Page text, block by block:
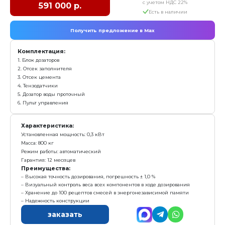
1. Блок дозаторов
2. Отсек заполнителя
3. Отсек цемента
4. Тензодатчики
5. Дозатор воды проточный
Характеристика:
Масса: 185 кг
Гарантия: 12 месяцев
Преимущества:
Отвесы 3-х инертных материалов
Высокая точность дозирования — тензометрия
Три тензодатчика
Простота и надежность конструкции